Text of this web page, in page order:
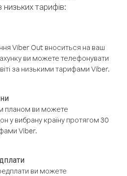
низьких тарифів:
Viber Out вноситься на ваш
ви можете телефонувати
за низькими тарифами Viber.
планом ви можете
у вибрану країну протягом 30
Viber.
ви можете